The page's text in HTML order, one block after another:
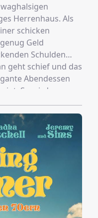
Herrenhaus. Als
schicken
Geld
Schulden
geht schief und das
Abendessen
So wird aus
gewaltsamer und
aus dem Haus